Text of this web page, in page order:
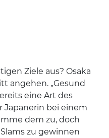
Ziele aus? Osaka
angehen. „Gesund
eine Art des
Japanerin bei einem
dem zu, doch
zu gewinnen